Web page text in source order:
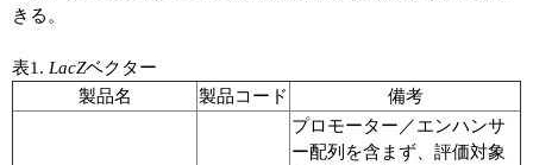
きる。
表1. LacZベクター
製品名
製品コード 備考
プロモーター／エンハンサ
ー配列を含まず、評価対象